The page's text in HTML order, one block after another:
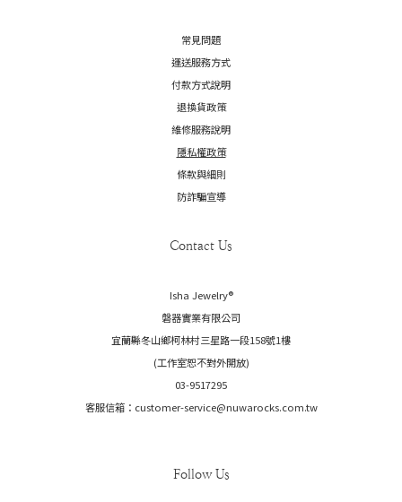
常見問題
運送服務方式
付款方式說明
退換貨政策
維修服務說明
隱私權政策
條款與細則
防詐騙宣導
Contact Us
Isha Jewelry®️
磐器實業有限公司
宜蘭縣冬山鄉柯林村三星路一段158號1樓
(工作室恕不對外開放)
03-9517295
客服信箱：customer-service@nuwarocks.com.tw
Follow Us